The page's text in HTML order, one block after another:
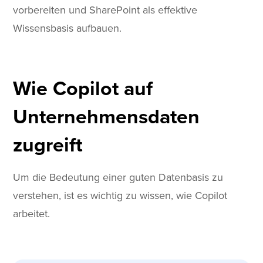
vorbereiten und SharePoint als effektive
Wissensbasis aufbauen.
Wie Copilot auf
Unternehmensdaten
zugreift
Um die Bedeutung einer guten Datenbasis zu
verstehen, ist es wichtig zu wissen, wie Copilot
arbeitet.